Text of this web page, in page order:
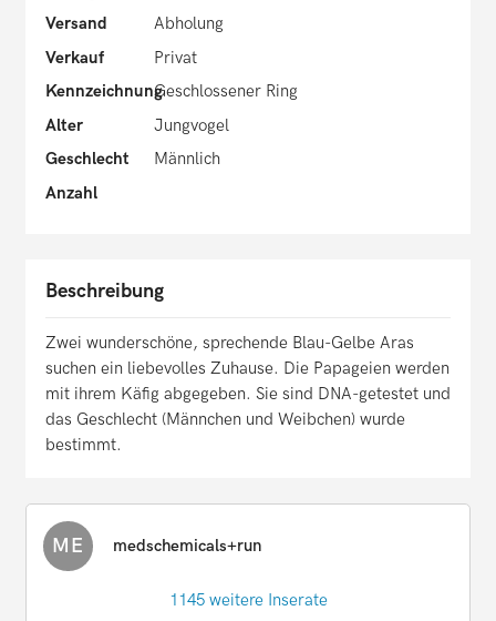
Versand
Abholung
Verkauf
Privat
KennzeichnungGeschlossener Ring
Alter
Jungvogel
Geschlecht
Männlich
Anzahl
Beschreibung
Zwei wunderschöne, sprechende Blau-Gelbe Aras
suchen ein liebevolles Zuhause. Die Papageien werden
mit ihrem Käfig abgegeben. Sie sind DNA-getestet und
das Geschlecht (Männchen und Weibchen) wurde
bestimmt.
ME medschemicals+run
1145 weitere Inserate